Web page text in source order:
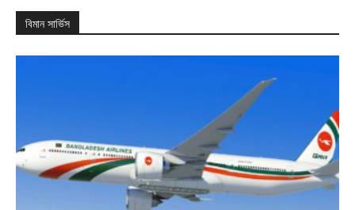
বিমান সার্ভিস